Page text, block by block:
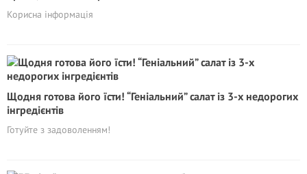
Корисна інформація
Щодня готова його їсти! “Геніальний” салат із 3-х недорогих
інгредієнтів
Готуйте з задоволенням!